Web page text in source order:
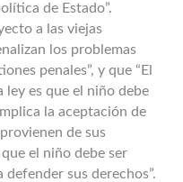
de Estado”.
a las viejas
los problemas
penales”, y que “El
ley es que el niño debe
la aceptación de
de sus
el niño debe ser
sus derechos”.